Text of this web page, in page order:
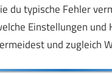
du typische Fehler
Einstellungen
und zugleich